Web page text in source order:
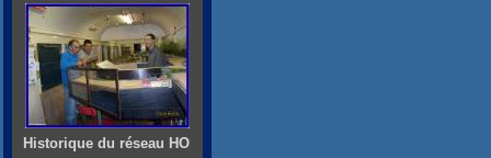
Historique du réseau HO